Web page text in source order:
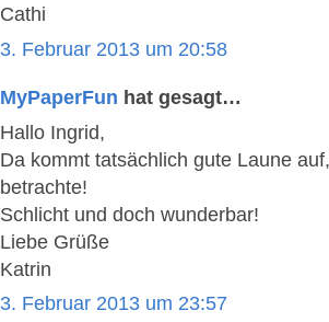
Cathi
3. Februar 2013 um 20:58
MyPaperFun hat gesagt…
Hallo Ingrid,
Da kommt tatsächlich gute Laune
betrachte!
Schlicht und doch wunderbar!
Liebe Grüße
Katrin
3. Februar 2013 um 23:57